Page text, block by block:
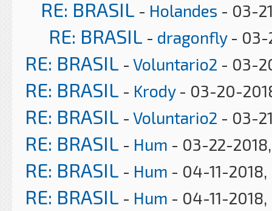
RE: BRASIL - Holandes - 03-
RE: BRASIL - dragonfly- 03-
RE: BRASIL - Voluntario2 - 03-
RE: BRASIL - Krody- 03-20-
RE: BRASIL - Voluntario2 - 03-
RE: BRASIL - Hum - 03-22-
RE: BRASIL - Hum - 04-11-2018,
RE: BRASIL - Hum - 04-11-2018,